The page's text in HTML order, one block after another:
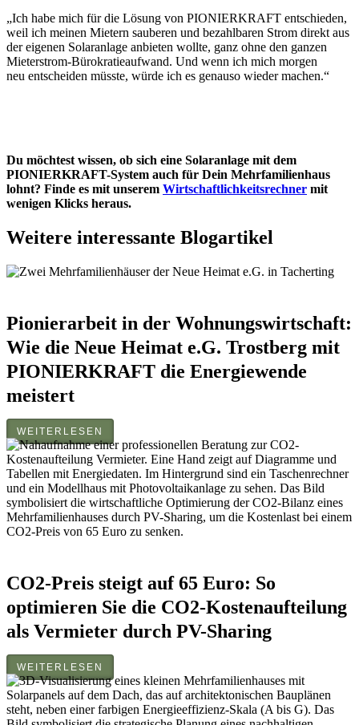
„Ich habe mich für die Lösung von PIONIERKRAFT entschieden,
weil ich meinen Mietern sauberen und bezahlbaren Strom direkt aus
der eigenen Solaranlage anbieten wollte, ganz ohne den ganzen
Mieterstrom-Bürokratieaufwand. Und wenn ich mich morgen
neu entscheiden müsste, würde ich es genauso wieder machen.“
Du möchtest wissen, ob sich eine Solaranlage mit dem
PIONIERKRAFT-System auch für Dein Mehrfamilienhaus
lohnt? Finde es mit unserem Wirtschaftlichkeitsrechner mit
wenigen Klicks heraus.
Weitere interessante Blogartikel
Pionierarbeit in der Wohnungswirtschaft:
Wie die Neue Heimat e.G. Trostberg mit
PIONIERKRAFT die Energiewende
meistert
WEITERLESEN
CO2-Preis steigt auf 65 Euro: So
optimieren Sie die CO2-Kostenaufteilung
als Vermieter durch PV-Sharing
WEITERLESEN